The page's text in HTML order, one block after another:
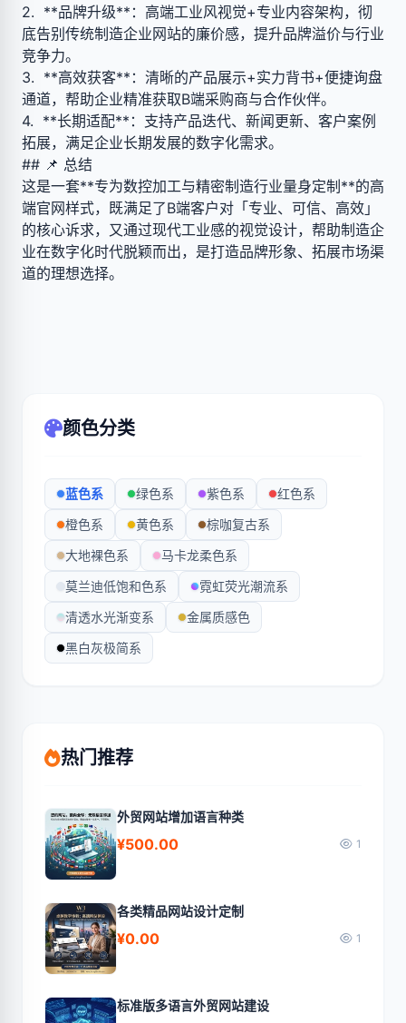
2. **品牌升级**：高端工业风视觉+专业内容架构，彻
底告别传统制造企业网站的廉价感，提升品牌溢价与行业
竞争力。
3. **高效获客**：清晰的产品展示+实力背书+便捷询盘
通道，帮助企业精准获取B端采购商与合作伙伴。
4. **长期适配**：支持产品迭代、新闻更新、客户案例
拓展，满足企业长期发展的数字化需求。
## 📌 总结
这是一套**专为数控加工与精密制造行业量身定制**的高
端官网样式，既满足了B端客户对「专业、可信、高效」
的核心诉求，又通过现代工业感的视觉设计，帮助制造企
业在数字化时代脱颖而出，是打造品牌形象、拓展市场渠
道的理想选择。
颜色分类
蓝色系 绿色系 紫色系
红色系
橙色系
黄色系
棕咖复古系
大地裸色系
马卡龙柔色系
莫兰迪低饱和色系
霓虹荧光潮流系
清透水光渐变系
金属质感色
黑白灰极简系
热门推荐
外贸网站增加语言种类
¥500.00 1
各类精品网站设计定制
¥0.00 1
标准版多语言外贸网站建设